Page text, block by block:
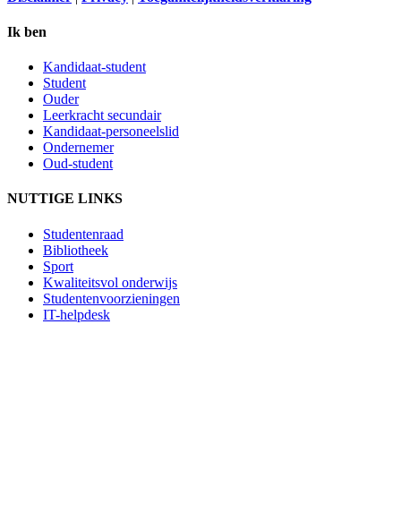
Ik ben
Kandidaat-student
Student
Ouder
Leerkracht secundair
Kandidaat-personeelslid
Ondernemer
Oud-student
NUTTIGE LINKS
Studentenraad
Bibliotheek
Sport
Kwaliteitsvol onderwijs
Studentenvoorzieningen
IT-helpdesk